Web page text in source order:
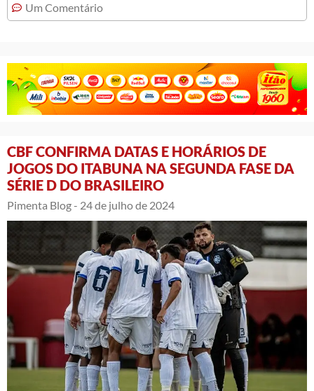
Um Comentário
CBF CONFIRMA DATAS E HORÁRIOS DE
JOGOS DO ITABUNA NA SEGUNDA FASE DA
SÉRIE D DO BRASILEIRO
Pimenta Blog - 24 de julho de 2024